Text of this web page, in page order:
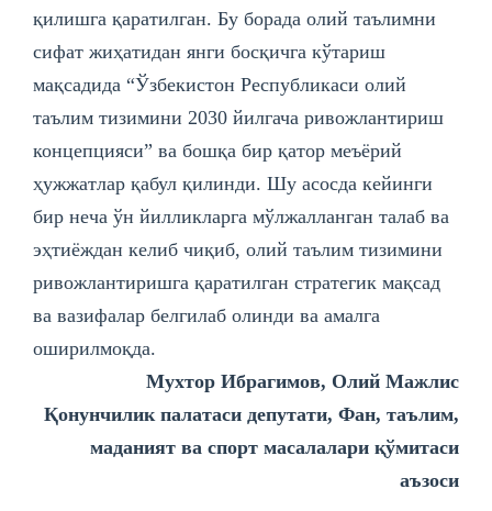
қилишга қаратилган. Бу борада олий таълимни
сифат жиҳатидан янги босқичга кўтариш
мақсадида “Ўзбекистон Республикаси олий
таълим тизимини 2030 йилгача ривожлантириш
концепцияси” ва бошқа бир қатор меъёрий
ҳужжатлар қабул қилинди. Шу асосда кейинги
бир неча ўн йилликларга мўлжалланган талаб ва
эҳтиёждан келиб чиқиб, олий таълим тизимини
ривожлантиришга қаратилган стратегик мақсад
ва вазифалар белгилаб олинди ва амалга
оширилмоқда.
Мухтор Ибрагимов, Олий Мажлис
Қонунчилик палатаси депутати, Фан, таълим,
маданият ва спорт масалалари қўмитаси
аъзоси